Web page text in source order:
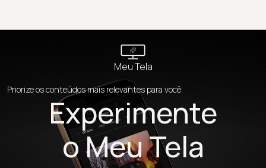
Meu Tela
Priorize os conteúdos mais relevantes para você
Experimente
o Meu Tela